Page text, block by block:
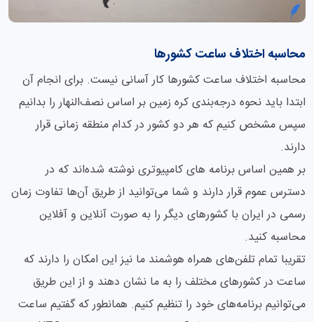
محاسبه اختلاف ساعت کشورها
محاسبه اختلاف ساعت کشورها کار آسانی نیست. برای انجام آن
ابتدا باید نحوه درجه‌بندی کره زمین بر اساس نصف‌النهار را بدانیم
سپس مشخص کنیم که هر دو کشور در کدام منطقه زمانی قرار
دارند.
بر همین اساس برنامه های کامپیوتری نوشته شده‌اند که در
دسترس عموم قرار دارند و شما می‌توانید از طریق آن‌ها تفاوت زمان
رسمی در ایران با کشورهای دیگر را به صورت آنلاین و آفلاین
محاسبه کنید.
تقریبا تمام تلفن‌های همراه هوشمند ما نیز این امکان را دارند که
ساعت در کشورهای مختلف را به ما نشان دهند و از این طریق
می‌توانیم برنامه‌های خود را تنظیم کنیم. همانطور که گفتیم ساعت